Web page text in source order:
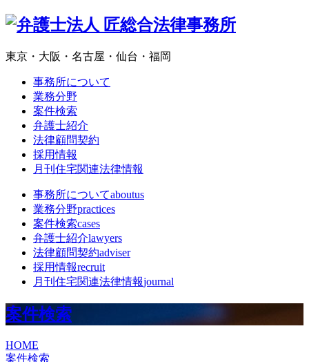
東京・大阪・名古屋・仙台・福岡
事務所について
業務分野
案件検索
弁護士紹介
法律顧問契約
採用情報
月刊住宅関連法律情報
事務所についてaboutus
業務分野practices
案件検索cases
弁護士紹介lawyers
法律顧問契約adviser
採用情報recruit
月刊住宅関連法律情報journal
案件検索
HOME
案件検索